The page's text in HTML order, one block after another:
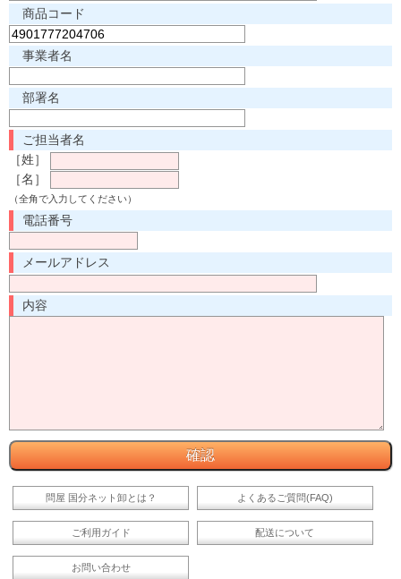
商品コード
事業者名
部署名
ご担当者名
［姓］
［名］
（全角で入力してください）
電話番号
メールアドレス
内容
問屋 国分ネット卸とは？ よくあるご質問(FAQ)
ご利用ガイド 配送について
お問い合わせ